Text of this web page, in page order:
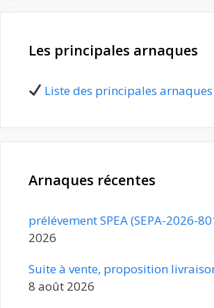
Les principales arnaques
Liste des principales arnaques
Arnaques récentes
prélévement SPEA (SEPA-2026-
2026
Suite à vente, proposition
8 août 2026